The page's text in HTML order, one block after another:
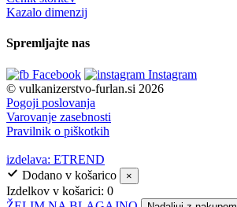
Kazalo dimenzij
Spremljajte nas
Facebook
Instagram
© vulkanizerstvo-furlan.si 2026
Pogoji poslovanja
Varovanje zasebnosti
Pravilnik o piškotkih
izdelava: ETREND
Dodano v košarico
×
Izdelkov v košarici: 0